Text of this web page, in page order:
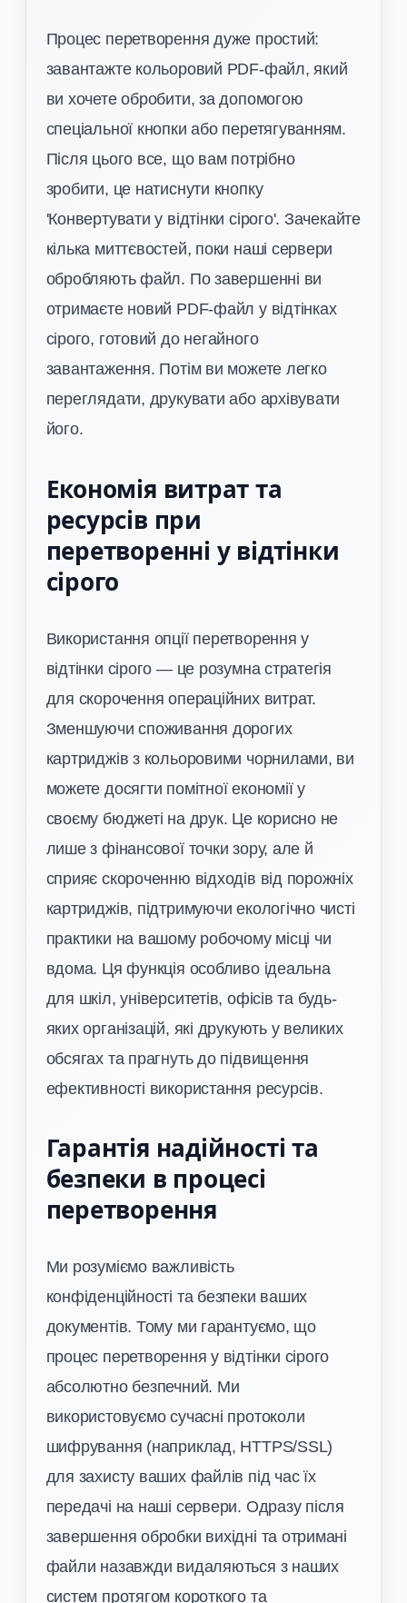
Процес перетворення дуже простий:
завантажте кольоровий PDF-файл, який
ви хочете обробити, за допомогою
спеціальної кнопки або перетягуванням.
Після цього все, що вам потрібно
зробити, це натиснути кнопку
'Конвертувати у відтінки сірого'. Зачекайте
кілька миттєвостей, поки наші сервери
обробляють файл. По завершенні ви
отримаєте новий PDF-файл у відтінках
сірого, готовий до негайного
завантаження. Потім ви можете легко
переглядати, друкувати або архівувати
його.
Економія витрат та
ресурсів при
перетворенні у відтінки
сірого
Використання опції перетворення у
відтінки сірого — це розумна стратегія
для скорочення операційних витрат.
Зменшуючи споживання дорогих
картриджів з кольоровими чорнилами, ви
можете досягти помітної економії у
своєму бюджеті на друк. Це корисно не
лише з фінансової точки зору, але й
сприяє скороченню відходів від порожніх
картриджів, підтримуючи екологічно чисті
практики на вашому робочому місці чи
вдома. Ця функція особливо ідеальна
для шкіл, університетів, офісів та будь-
яких організацій, які друкують у великих
обсягах та прагнуть до підвищення
ефективності використання ресурсів.
Гарантія надійності та
безпеки в процесі
перетворення
Ми розуміємо важливість
конфіденційності та безпеки ваших
документів. Тому ми гарантуємо, що
процес перетворення у відтінки сірого
абсолютно безпечний. Ми
використовуємо сучасні протоколи
шифрування (наприклад, HTTPS/SSL)
для захисту ваших файлів під час їх
передачі на наші сервери. Одразу після
завершення обробки вихідні та отримані
файли назавжди видаляються з наших
систем протягом короткого та